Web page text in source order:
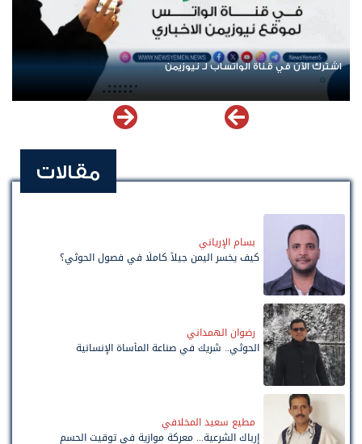
اشترك الآن في قناة الواتساب لـ نيوزيمن
مقالات
بسام الإرياني
كيف يخسر اليمن جيلاً كاملًا في فصول الحوثي؟
رضوان الهمداني
الحوثي.. شريك في صناعة المأساة الإنسانية
مطيع سعيد المخلافي
إرباك الشرعية... معركة موازية في توقيت الحسم